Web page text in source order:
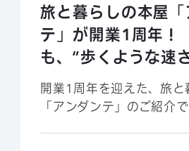
旅と暮らしの本屋
テ」が開業1周年
も、“歩くような速
開業1周年を迎えた、旅と
「アンダンテ」のご紹介で